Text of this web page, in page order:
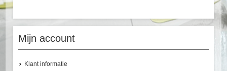
Mijn account
Klant informatie